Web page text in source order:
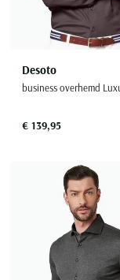
Desoto
€ 139,95